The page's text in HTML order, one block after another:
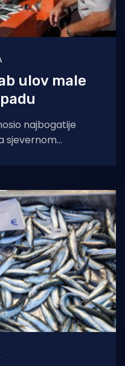
ulov male
najbogatije
sjevernom